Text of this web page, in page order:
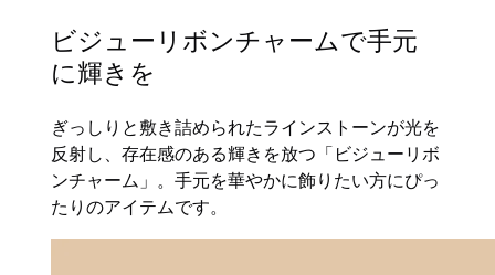
ビジューリボンチャームで手元
に輝きを
ぎっしりと敷き詰められたラインストーンが光を
反射し、存在感のある輝きを放つ「ビジューリボ
ンチャーム」。手元を華やかに飾りたい方にぴっ
たりのアイテムです。